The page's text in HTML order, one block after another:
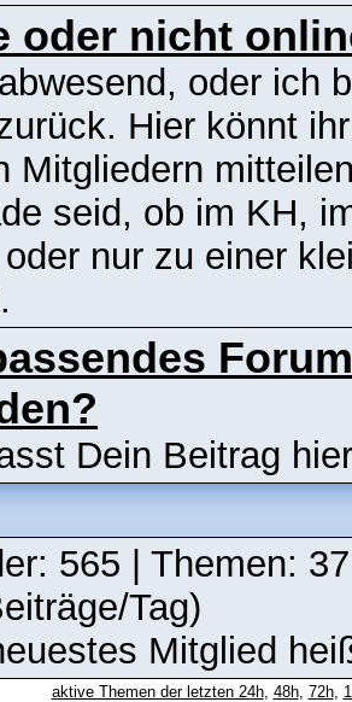
oder nicht
oder ich
Hier könnt
Mitgliedern
seid, ob im KH,
nur zu einer
Forum
Dein Beitrag
565 | Themen:
Tag)
Mitglied
aktive Themen der letzten 24h, 48h, 72h,